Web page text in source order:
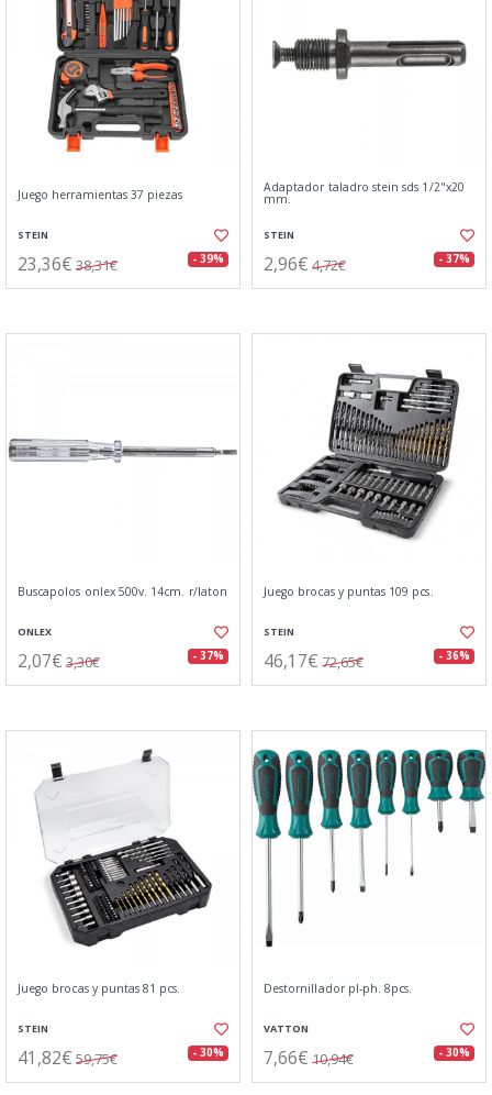
Juego herramientas 37 piezas
STEIN
23,36€ 38,31€ - 39%
Adaptador taladro stein sds 1/2"x20
mm.
STEIN
2,96€ 4,72€ - 37%
Buscapolos onlex 500v. 14cm. r/laton
ONLEX
2,07€ 3,30€ - 37%
Juego brocas y puntas 109 pcs.
STEIN
46,17€ 72,65€ - 36%
Juego brocas y puntas 81 pcs.
STEIN
41,82€ 59,75€ - 30%
Destornillador pl-ph. 8pcs.
VATTON
7,66€ 10,94€ - 30%